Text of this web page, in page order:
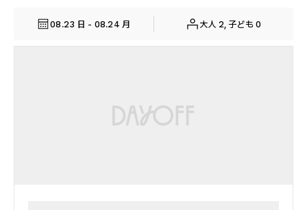
08.23 日 - 08.24 月 大人 2, 子ども 0